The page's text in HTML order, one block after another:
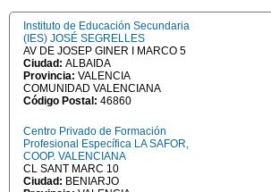
Instituto de Educación Secundaria
(IES) JOSÉ SEGRELLES
AV DE JOSEP GINER I MARCO 5
Ciudad: ALBAIDA
Provincia: VALENCIA
COMUNIDAD VALENCIANA
Código Postal: 46860
Centro Privado de Formación
Profesional Específica LA SAFOR,
COOP. VALENCIANA
CL SANT MARC 10
Ciudad: BENIARJO